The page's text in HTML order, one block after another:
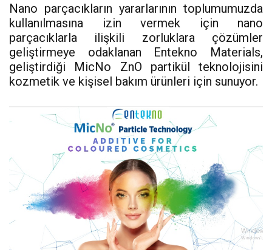
Nano parçacıkların yararlarının toplumumuzda
kullanılmasına izin vermek için nano
parçacıklarla ilişkili zorluklara çözümler
geliştirmeye odaklanan Entekno Materials,
geliştirdiği MicNo ZnO partikül teknolojisini
kozmetik ve kişisel bakım ürünleri için sunuyor.